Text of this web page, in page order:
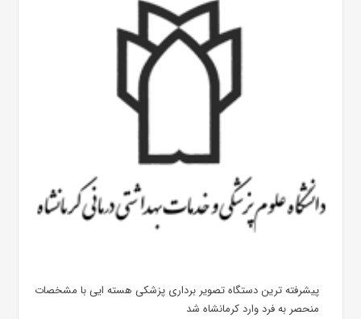
پیشرفته ترین دستگاه تصویر برداری پزشکی هسته ایی با مشخصات
منحصر به فرد وارد کرمانشاه شد